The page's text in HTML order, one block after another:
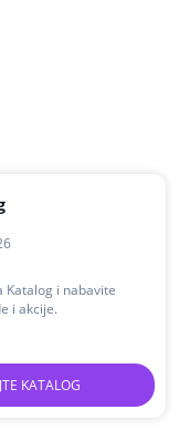
Katalog i nabavite
i akcije.
KATALOG